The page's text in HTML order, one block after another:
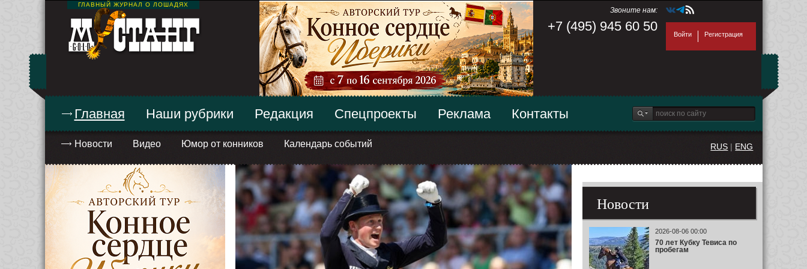
ГЛАВНЫЙ ЖУРНАЛ О ЛОШАДЯХ
Звоните нам:
+7 (495) 945 60 50
Войти Регистрация
Главная
Новости Видео Юмор от конников Календарь событий
Наши рубрики Редакция Спецпроекты Реклама Контакты
RUS | ENG
Новости
2026-08-06 00:00
70 лет Кубку Тевиса по
пробегам